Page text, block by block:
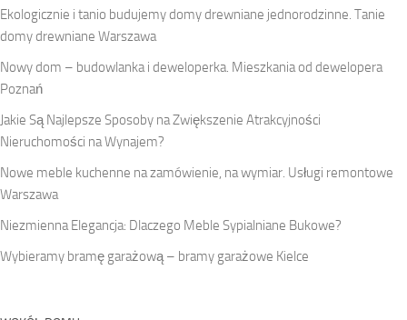
Ekologicznie i tanio budujemy domy drewniane jednorodzinne. Tanie
domy drewniane Warszawa
Nowy dom – budowlanka i deweloperka. Mieszkania od dewelopera
Poznań
Jakie Są Najlepsze Sposoby na Zwiększenie Atrakcyjności
Nieruchomości na Wynajem?
Nowe meble kuchenne na zamówienie, na wymiar. Usługi remontowe
Warszawa
Niezmienna Elegancja: Dlaczego Meble Sypialniane Bukowe?
Wybieramy bramę garażową – bramy garażowe Kielce